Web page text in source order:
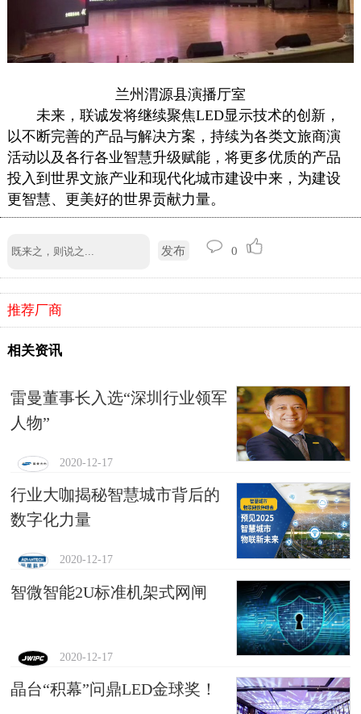
兰州渭源县演播厅室
未来，联诚发将继续聚焦LED显示技术的创新，
以不断完善的产品与解决方案，持续为各类文旅商演
活动以及各行各业智慧升级赋能，将更多优质的产品
投入到世界文旅产业和现代化城市建设中来，为建设
更智慧、更美好的世界贡献力量。
发布 0
推荐厂商
相关资讯
雷曼董事长入选“深圳行业领军
人物”
2020-12-17
行业大咖揭秘智慧城市背后的
数字化力量
2020-12-17
智微智能2U标准机架式网闸
2020-12-17
晶台“积幕”问鼎LED金球奖！